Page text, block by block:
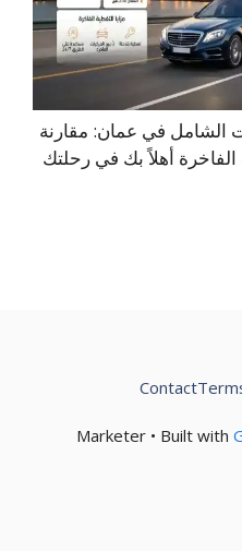
الشامل في عمان: مقارنة
الفاخرة أهلاً بك في رحلتك
Contact